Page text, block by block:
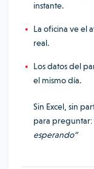
instante.
La oficina ve el
real.
Los datos del
el mismo día.
Sin Excel, sin
para preguntar:
esperando”